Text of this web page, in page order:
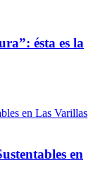
ésta es la
en